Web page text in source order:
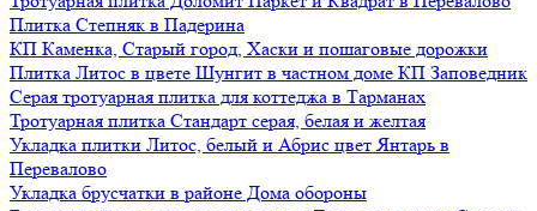
Плитка Степняк в Падерина
КП Каменка, Старый город, Хаски и пошаговые дорожки
Плитка Литос в цвете Шунгит в частном доме КП Заповедник
Серая тротуарная плитка для коттеджа в Тарманах
Тротуарная плитка Стандарт серая, белая и желтая
Укладка плитки Литос, белый и Абрис цвет Янтарь в
Перевалово
Укладка брусчатки в районе Дома обороны